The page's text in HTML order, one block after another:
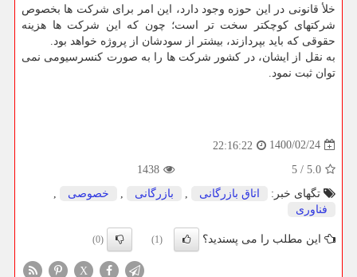
خلأ قانونی در این حوزه وجود دارد، این امر برای شرکت ها بخصوص
شرکتهای کوچکتر سخت تر است؛ چون که این شرکت ها هزینه
حقوقی که باید بپردازند، بیشتر از سودشان از پروژه خواهد بود.
به نقل از ایشان، در کشور شرکت ها را به صورت کنسرسیومی نمی
توان ثبت نمود.
1400/02/24
22:16:22
5.0
/
5
1438
تگهای خبر:
اتاق بازرگانی بازرگانی خصوصی
فناوری
این مطلب را می پسندید؟ (1)
(0)
X